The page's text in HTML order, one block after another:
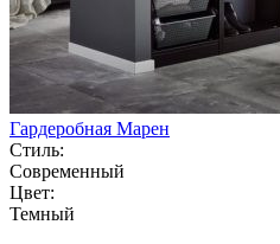
Гардеробная Марен
Стиль:
Современный
Цвет:
Темный